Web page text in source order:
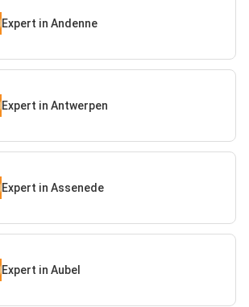
Expert in Andenne
Expert in Antwerpen
Expert in Assenede
Expert in Aubel